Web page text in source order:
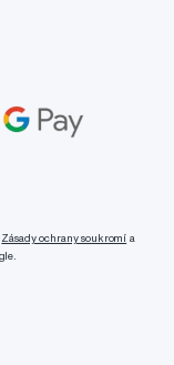
Zásady ochrany soukromí a